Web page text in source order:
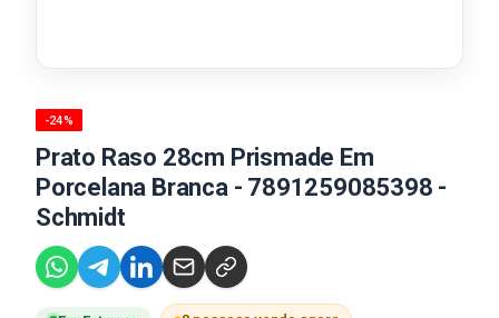
-24%
Prato Raso 28cm Prismade Em
Porcelana Branca - 7891259085398 -
Schmidt